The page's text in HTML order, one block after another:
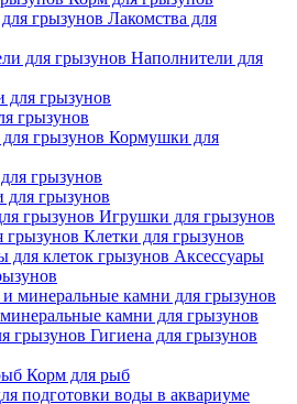
Лакомства для
Наполнители для
для грызунов
грызунов
Кормушки для
грызунов
для грызунов
Игрушки для грызунов
Клетки для грызунов
Аксессуары
камни для грызунов
Гигиена для грызунов
Корм для рыб